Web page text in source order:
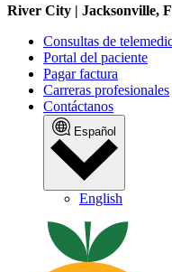
River City | Jacksonville,
Consultas de
Portal del paciente
Pagar factura
Carreras profesionales
Contáctanos
Español
English